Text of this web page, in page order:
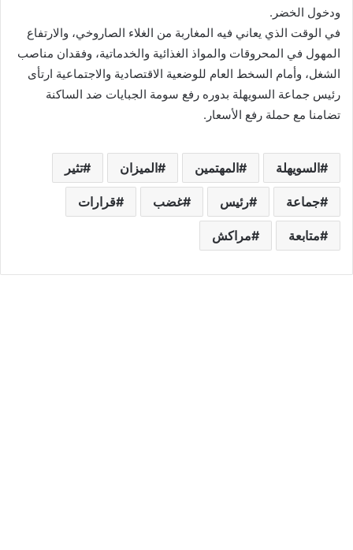
ودخول الخضر.
في الوقت الذي يعاني فيه المغاربة من الغلاء الصاروخي، والارتفاع
المهول في المحروقات والمواذ الغذائية والخدماتية، وفقدان مناصب
الشغل، وأمام السخط العام للوضعية الاقتصادية والاجتماعية ارتأى
رئيس جماعة السويهلة بدوره رفع سومة الجبايات ضد الساكنة
تضامنا مع حملة رفع الأسعار.
السويهلة المهتمين الميزان تثير
جماعة رئيس غضب قرارات
متابعة مراكش